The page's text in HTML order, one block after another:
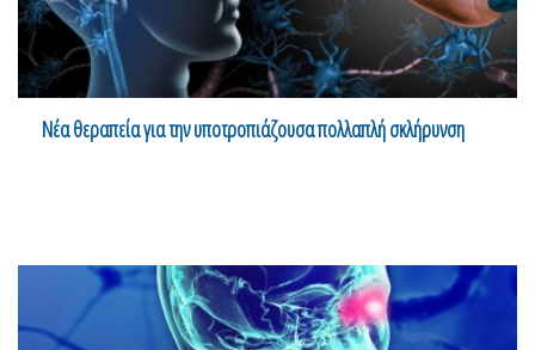
Νέα θεραπεία για την υποτροπιάζουσα πολλαπλή σκλήρυνση